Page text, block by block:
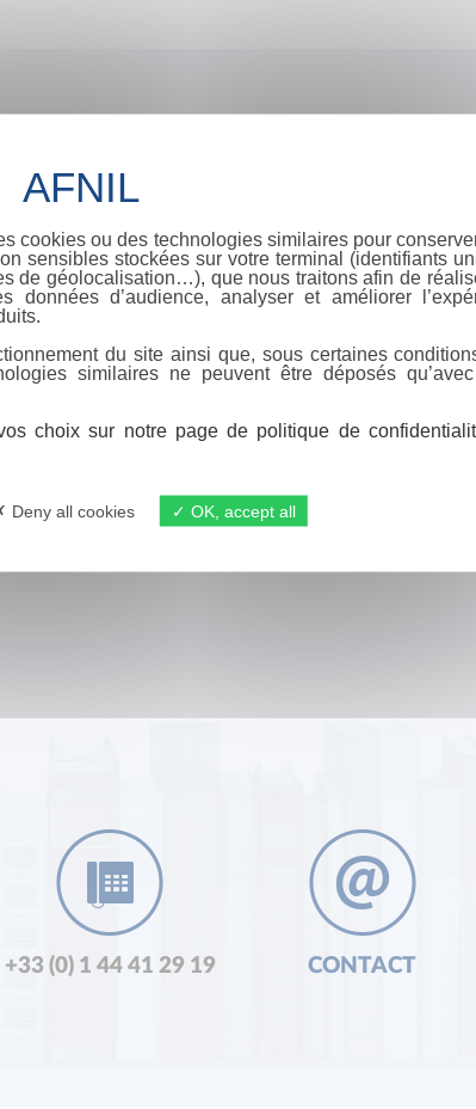
+33 (0) 1 44 41 29 19 CONTACT
cookies ou des technologies similaires pour
sensibles stockées sur votre terminal (identifiants
de géolocalisation…), que nous traitons afin de
données d’audience, analyser et améliorer
du site ainsi que, sous certaines
similaires ne peuvent être déposés
choix sur notre page de politique de
Deny all cookies OK, accept all